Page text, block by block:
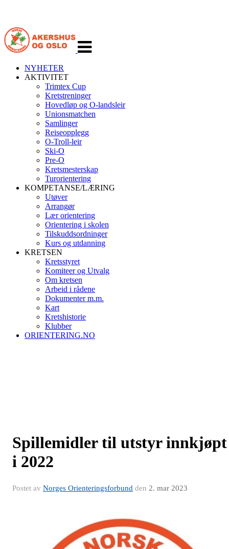
navigasjon
NYHETER
AKTIVITET
Trimtex Cup
Kretstreninger
Hovedløp og O-landsleir
Unionsmatchen
Samlinger
Reiseopplegg
O-Troll-leir
Ski-O
Pre-O
Kretsmesterskap
Turorientering
KOMPETANSE/LÆRING
Utøver
Arrangør
Lær orientering
Orientering i skolen
Tilskuddsordninger
Kurs og utdanning
KRETSEN
Kretsstyret
Komiteer og Utvalg
Om kretsen
Arbeid i rådene
Dokumenter m.m.
Kart
Kretshistorie
Klubber
ORIENTERING.NO
Spillemidler til utstyr innkjøpt
i 2022
Postet av Norges Orienteringsforbund den 2. mar 2023